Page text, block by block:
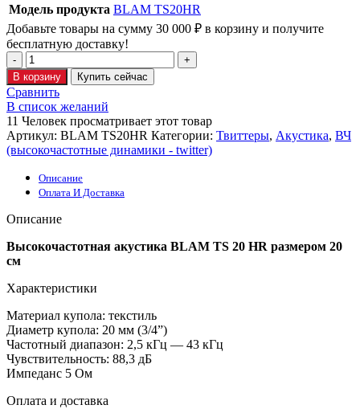
Модель продукта BLAM TS20HR
Добавьте товары на сумму 30 000 ₽ в корзину и получите
бесплатную доставку!
Количество
товара
BLAM
TS20HR
В корзину Купить сейчас
Сравнить
В список желаний
11 Человек просматривает этот товар
Артикул: BLAM TS20HR Категории: Твиттеры, Акустика, ВЧ
(высокочастотные динамики - twitter)
Описание
Оплата И Доставка
Описание
Высокочастотная акустика BLAM TS 20 HR размером 20
см
Характеристики
Материал купола: текстиль
Диаметр купола: 20 мм (3/4”)
Частотный диапазон: 2,5 кГц — 43 кГц
Чувствительность: 88,3 дБ
Импеданс 5 Ом
Оплата и доставка